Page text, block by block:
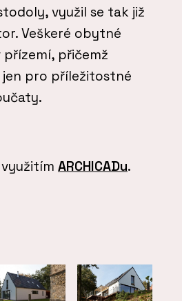
využil se tak již
Veškeré obytné
přičemž
pro příležitostné
ARCHICADu.